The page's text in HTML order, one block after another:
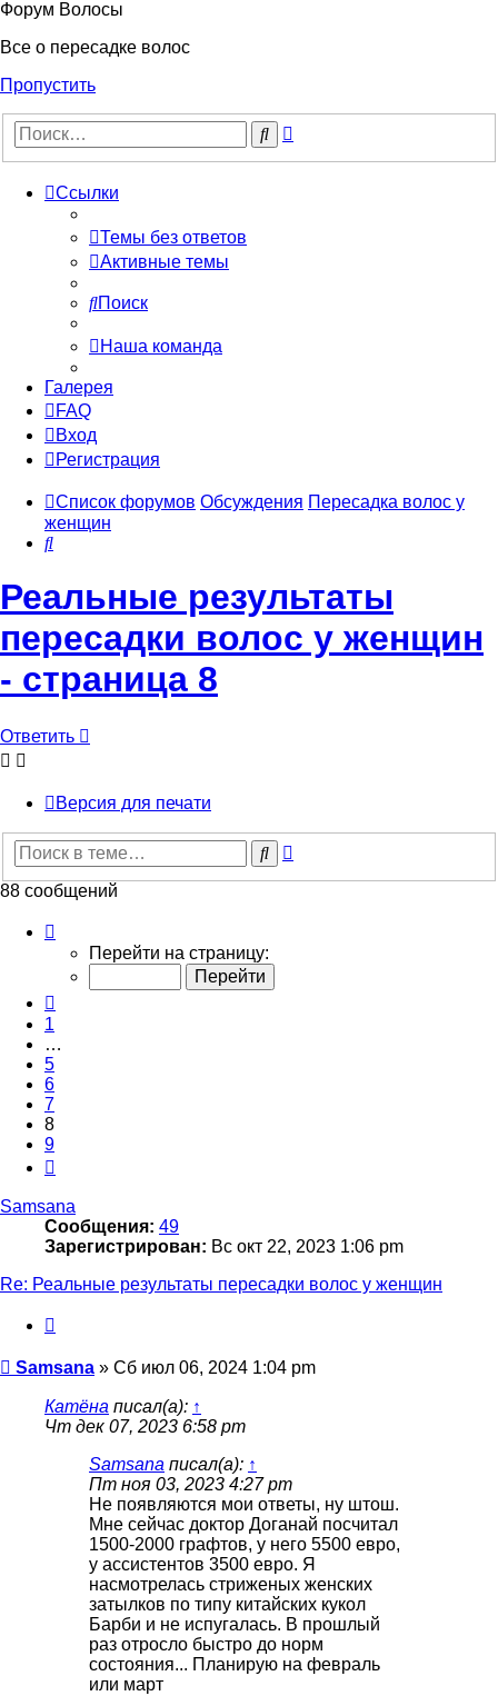
Форум Волосы
Все о пересадке волос
Пропустить
Поиск
Ссылки
Темы без ответов
Активные темы
Поиск
Наша команда
Галерея
FAQ
Вход
Регистрация
Список форумов Обсуждения Пересадка волос у
женщин
Поиск
Реальные результаты
пересадки волос у женщин
- страница 8
Ответить
Версия для печати
Поиск
88 сообщений
Перейти на страницу:
1
…
5
6
7
8
9
Samsana
Сообщения: 49
Зарегистрирован: Вс окт 22, 2023 1:06 pm
Re: Реальные результаты пересадки волос у женщин
Сообщение
Samsana » Сб июл 06, 2024 1:04 pm
Катёна писал(а): ↑
Чт дек 07, 2023 6:58 pm
Samsana писал(а): ↑
Пт ноя 03, 2023 4:27 pm
Не появляются мои ответы, ну штош.
Мне сейчас доктор Доганай посчитал
1500-2000 графтов, у него 5500 евро,
у ассистентов 3500 евро. Я
насмотрелась стриженых женских
затылков по типу китайских кукол
Барби и не испугалась. В прошлый
раз отросло быстро до норм
состояния... Планирую на февраль
или март